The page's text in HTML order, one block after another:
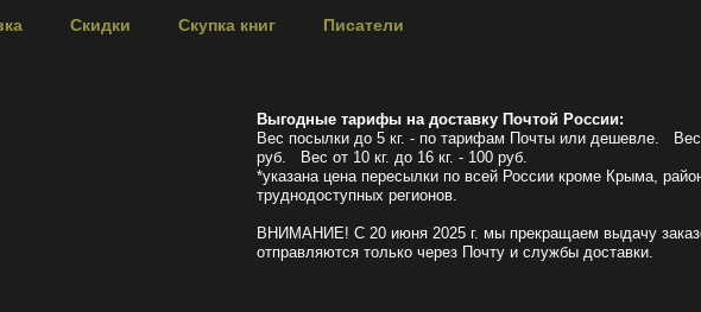
Скидки Скупка книг Писатели
Выгодные тарифы на доставку Почтой России:
Вес посылки до 5 кг. - по тарифам Почты или дешевле. Вес
руб. Вес от 10 кг. до 16 кг. - 100 руб.
*указана цена пересылки по всей России кроме Крыма,
труднодоступных регионов.
ВНИМАНИЕ! С 20 июня 2025 г. мы прекращаем выдачу
отправляются только через Почту и службы доставки.